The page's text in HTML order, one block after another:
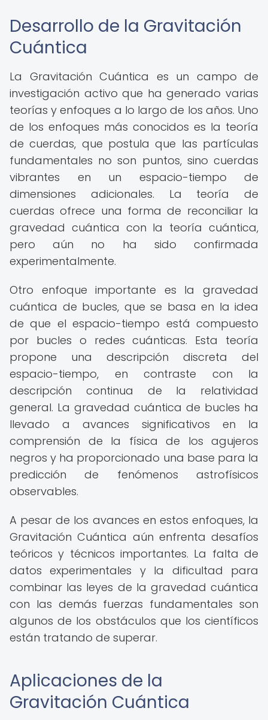
Desarrollo de la Gravitación
Cuántica
La Gravitación Cuántica es un campo de
investigación activo que ha generado varias
teorías y enfoques a lo largo de los años. Uno
de los enfoques más conocidos es la teoría
de cuerdas, que postula que las partículas
fundamentales no son puntos, sino cuerdas
vibrantes en un espacio-tiempo de
dimensiones adicionales. La teoría de
cuerdas ofrece una forma de reconciliar la
gravedad cuántica con la teoría cuántica,
pero aún no ha sido confirmada
experimentalmente.
Otro enfoque importante es la gravedad
cuántica de bucles, que se basa en la idea
de que el espacio-tiempo está compuesto
por bucles o redes cuánticas. Esta teoría
propone una descripción discreta del
espacio-tiempo, en contraste con la
descripción continua de la relatividad
general. La gravedad cuántica de bucles ha
llevado a avances significativos en la
comprensión de la física de los agujeros
negros y ha proporcionado una base para la
predicción de fenómenos astrofísicos
observables.
A pesar de los avances en estos enfoques, la
Gravitación Cuántica aún enfrenta desafíos
teóricos y técnicos importantes. La falta de
datos experimentales y la dificultad para
combinar las leyes de la gravedad cuántica
con las demás fuerzas fundamentales son
algunos de los obstáculos que los científicos
están tratando de superar.
Aplicaciones de la
Gravitación Cuántica